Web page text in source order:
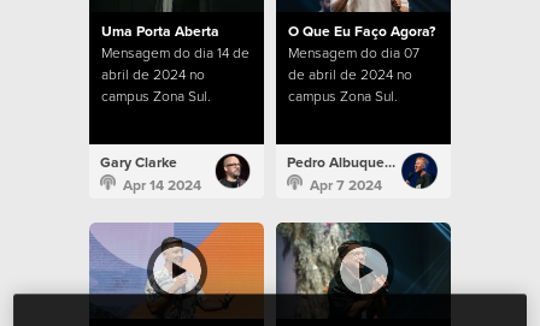
Uma Porta Aberta
Mensagem do dia 14 de
abril de 2024 no
campus Zona Sul.
Gary Clarke
Apr 14 2024
O Que Eu Faço Agora?
Mensagem do dia 07
de abril de 2024 no
campus Zona Sul.
Pedro Albuquerque
Apr 7 2024